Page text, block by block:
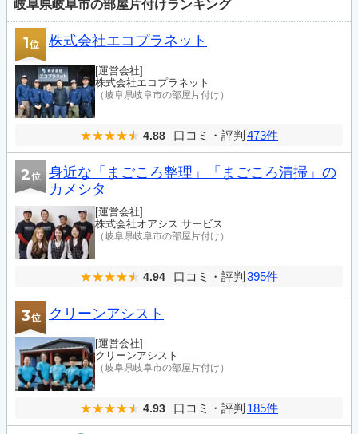
岐阜県岐阜市の部屋片付けランキング
1位 株式会社エコプラネット
[運営会社]
株式会社エコプラネット
（岐阜県岐阜市の部屋片付け）
4.88 口コミ・評判 473件
2位
身近な「まごころ整理」「まごころ清掃」の
カメシタ
[運営会社]
株式会社オアシス.サービス
（岐阜県岐阜市の部屋片付け）
4.94 口コミ・評判 395件
3位 クリーンアシスト
[運営会社]
クリーンアシスト
（岐阜県岐阜市の部屋片付け）
4.93 口コミ・評判 185件